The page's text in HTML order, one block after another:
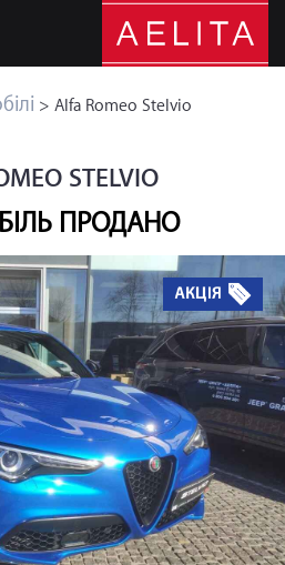
> Alfa Romeo Stelvio
STELVIO
ПРОДАНО